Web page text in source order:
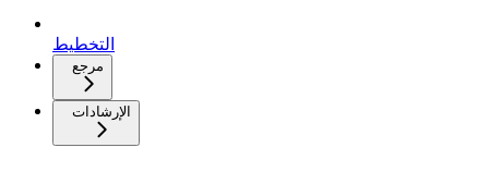
التخطيط
مرجع
الإرشادات